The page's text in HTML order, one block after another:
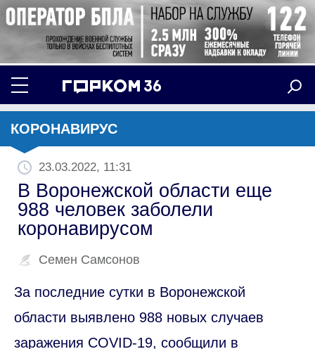
КОРОНАВИРУС
23.03.2022, 11:31
В Воронежской области еще
988 человек заболели
коронавирусом
Семен Самсонов
За последние сутки в Воронежской
области выявлено 988 новых случаев
заражения COVID-19, сообщили в